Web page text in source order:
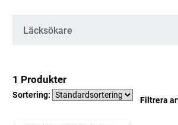
Kategorier
Läcksökare
1 Produkter
Sortering:
Filtrera